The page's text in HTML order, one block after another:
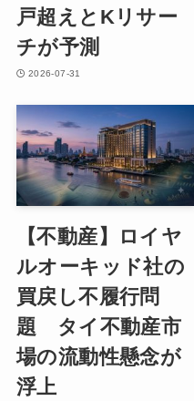
戸超えとKリサー
チが予測
2026-07-31
【不動産】ロイヤ
ルオーキッド社の
買戻し不履行問
題 タイ不動産市
場の流動性懸念が
浮上